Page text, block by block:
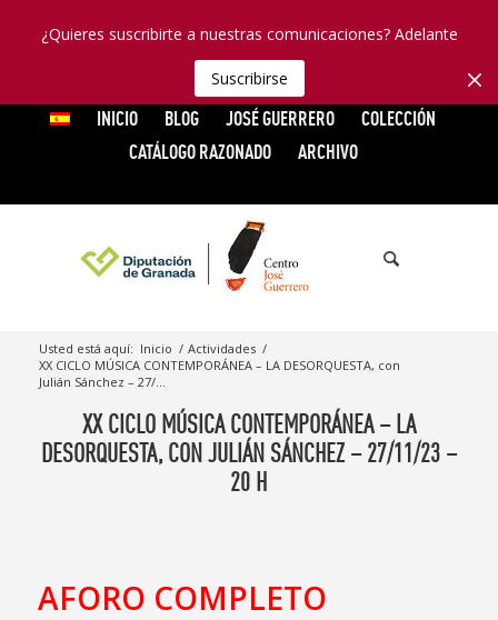
¿Quieres suscribirte a nuestras comunicaciones? Adelante
Suscribirse
INICIO BLOG JOSÉ GUERRERO
COLECCIÓN
CATÁLOGO RAZONADO
ARCHIVO
Usted está aquí: Inicio / Actividades /
XX CICLO MÚSICA CONTEMPORÁNEA – LA DESORQUESTA, con
Julián Sánchez – 27/...
XX CICLO MÚSICA CONTEMPORÁNEA – LA
DESORQUESTA, CON JULIÁN SÁNCHEZ – 27/11/23 –
20 H
AFORO COMPLETO